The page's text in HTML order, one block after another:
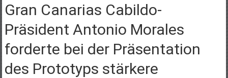
Gran Canarias Cabildo-
Präsident Antonio Morales
forderte bei der Präsentation
des Prototyps stärkere